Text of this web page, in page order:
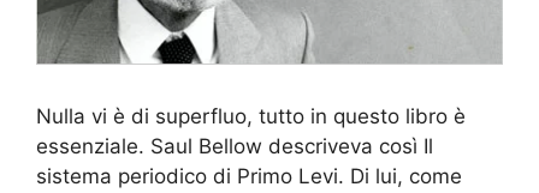
Nulla vi è di superfluo, tutto in questo libro è
essenziale. Saul Bellow descriveva così Il
sistema periodico di Primo Levi. Di lui, come